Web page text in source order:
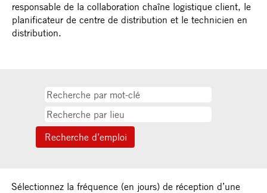
responsable de la collaboration chaîne logistique client, le
planificateur de centre de distribution et le technicien en
distribution.
Sélectionnez la fréquence (en jours) de réception d’une